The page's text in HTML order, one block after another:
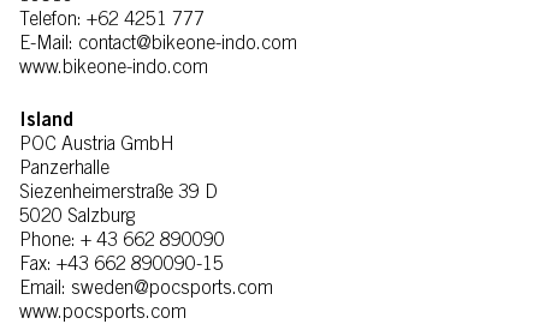
Telefon: +62 4251 777
E-Mail: contact@bikeone-indo.com
www.bikeone-indo.com
Island
POC Austria GmbH
Panzerhalle
Siezenheimerstraße 39 D
5020 Salzburg
Phone: + 43 662 890090
Fax: +43 662 890090-15
Email: sweden@pocsports.com
www.pocsports.com